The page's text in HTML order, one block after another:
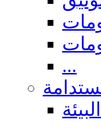
...
البيئة